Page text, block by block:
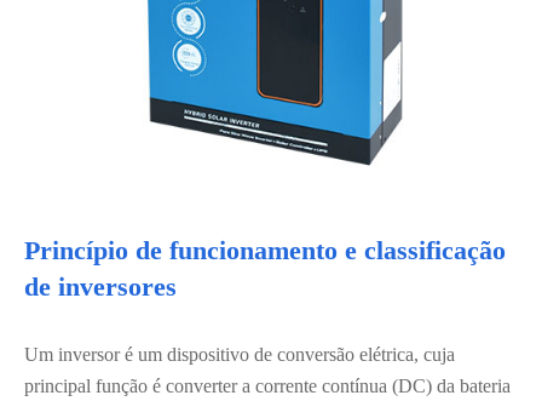
Princípio de funcionamento e classificação
de inversores
Um inversor é um dispositivo de conversão elétrica, cuja
principal função é converter a corrente contínua (DC) da bateria